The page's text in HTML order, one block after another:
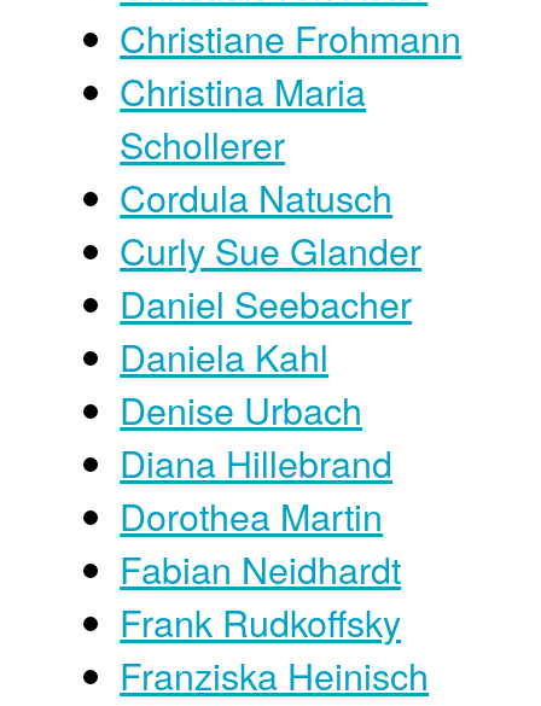
Christiane Frohmann
Christina Maria
Schollerer
Cordula Natusch
Curly Sue Glander
Daniel Seebacher
Daniela Kahl
Denise Urbach
Diana Hillebrand
Dorothea Martin
Fabian Neidhardt
Frank Rudkoffsky
Franziska Heinisch